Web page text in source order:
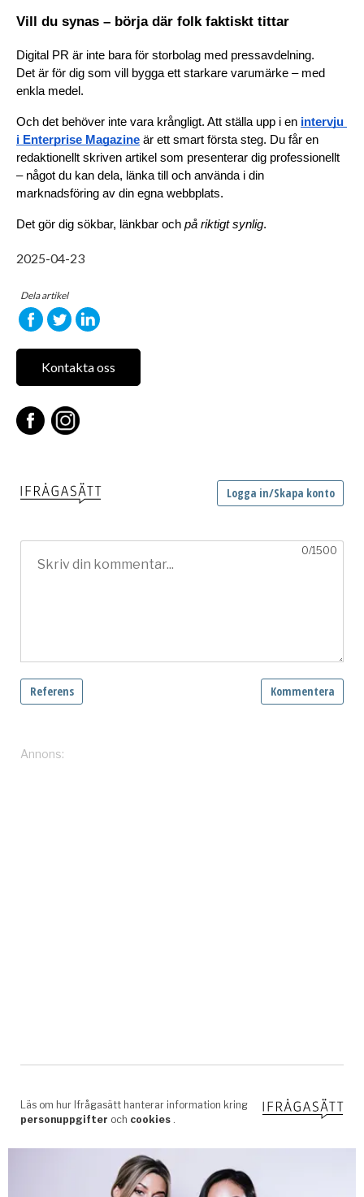
Vill du synas – börja där folk faktiskt tittar
Digital PR är inte bara för storbolag med pressavdelning.
Det är för dig som vill bygga ett starkare varumärke – med
enkla medel.
Och det behöver inte vara krångligt. Att ställa upp i en intervju
i Enterprise Magazine är ett smart första steg. Du får en
redaktionellt skriven artikel som presenterar dig professionellt
– något du kan dela, länka till och använda i din
marknadsföring av din egna webbplats.
Det gör dig sökbar, länkbar och på riktigt synlig.
2025-04-23
Dela artikel
Kontakta oss